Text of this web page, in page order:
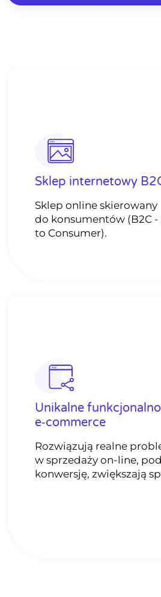
Sklep internetowy
Sklep online skierowany
do konsumentów (B2C -
to Consumer).
Unikalne
e‑commerce
Rozwiązują realne
w sprzedaży on-line,
konwersję, zwiększają